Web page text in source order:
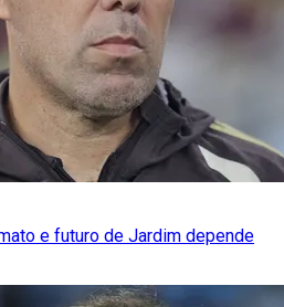
e futuro de Jardim depende